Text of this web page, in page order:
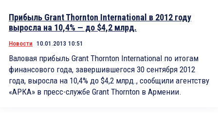
Прибыль Grant Thornton International в 2012 году
выросла на 10,4% — до $4,2 млрд.
Новости 10.01.2013 10:51
Валовая прибыль Grant Thornton International по итогам
финансового года, завершившегося 30 сентября 2012
года, выросла на 10,4% до $4,2 млрд., сообщили агентству
«АРКА» в пресс-службе Grant Thornton в Армении.